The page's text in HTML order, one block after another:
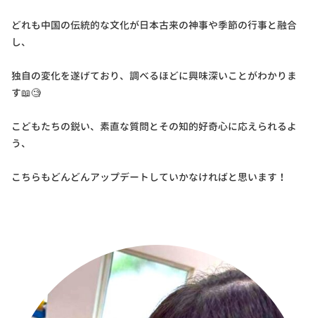
どれも中国の伝統的な文化が日本古来の神事や季節の行事と融合
し、
独自の変化を遂げており、調べるほどに興味深いことがわかりま
す📖🧐
こどもたちの鋭い、素直な質問とその知的好奇心に応えられるよ
う、
こちらもどんどんアップデートしていかなければと思います！